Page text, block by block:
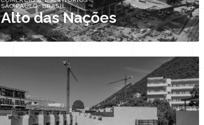
SÃO PAULO, BRASIL
Alto das Nações